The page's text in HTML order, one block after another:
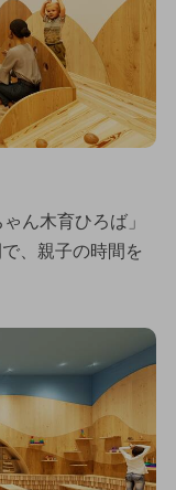
ん木育ひろば」
、親子の時間を